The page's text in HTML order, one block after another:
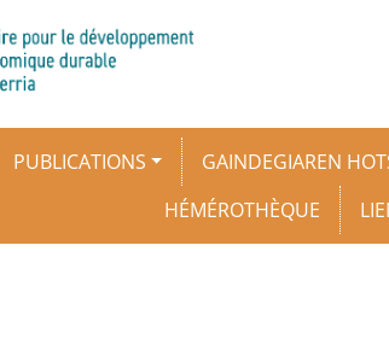
PUBLICATIONS
GAINDEGIAREN
HÉMÉROTHÈQUE